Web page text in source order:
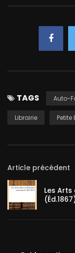
TAGS Auto-
Librairie Petite
Article précédent
Les